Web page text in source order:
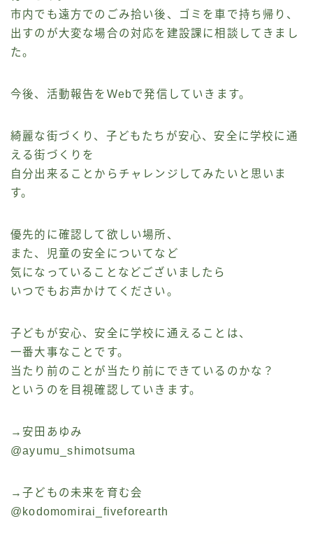
市内でも遠方でのごみ拾い後、ゴミを車で持ち帰り、
出すのが大変な場合の対応を建設課に相談してきまし
た。
今後、活動報告をWebで発信していきます。
綺麗な街づくり、子どもたちが安心、安全に学校に通
える街づくりを
自分出来ることからチャレンジしてみたいと思いま
す。
優先的に確認して欲しい場所、
また、児童の安全についてなど
気になっていることなどございましたら
いつでもお声かけてください。
子どもが安心、安全に学校に通えることは、
一番大事なことです。
当たり前のことが当たり前にできているのかな？
というのを目視確認していきます。
→安田あゆみ
@ayumu_shimotsuma
→子どもの未来を育む会
@kodomomirai_fiveforearth